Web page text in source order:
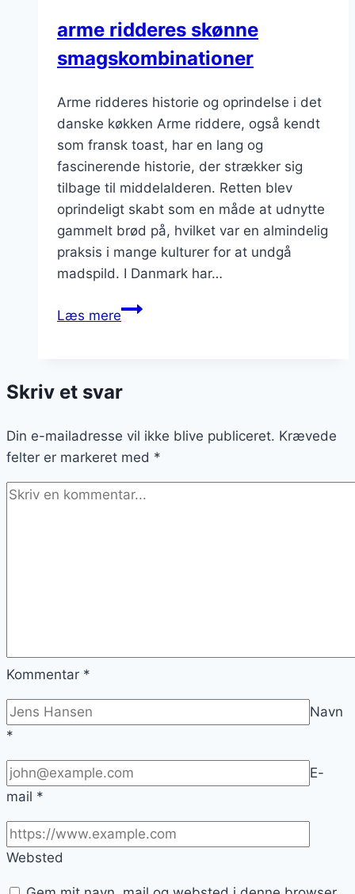
arme ridderes skønne
smagskombinationer
Arme ridderes historie og oprindelse i det
danske køkken Arme riddere, også kendt
som fransk toast, har en lang og
fascinerende historie, der strækker sig
tilbage til middelalderen. Retten blev
oprindeligt skabt som en måde at udnytte
gammelt brød på, hvilket var en almindelig
praksis i mange kulturer for at undgå
madspild. I Danmark har…
Læs merearme
Skriv et svar
Din e-mailadresse vil ikke blive publiceret. Krævede
felter er markeret med *
Kommentar *
Navn
*
E-
mail *
Websted